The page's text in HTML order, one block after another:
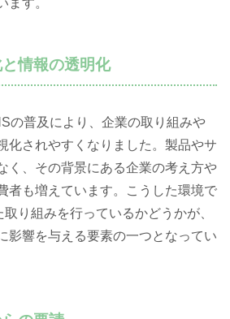
ます。
情報の透明化
の普及により、企業の取り組みや
化されやすくなりました。製品やサ
く、その背景にある企業の考え方や
者も増えています。こうした環境で
り組みを行っているかどうかが、
影響を与える要素の一つとなってい